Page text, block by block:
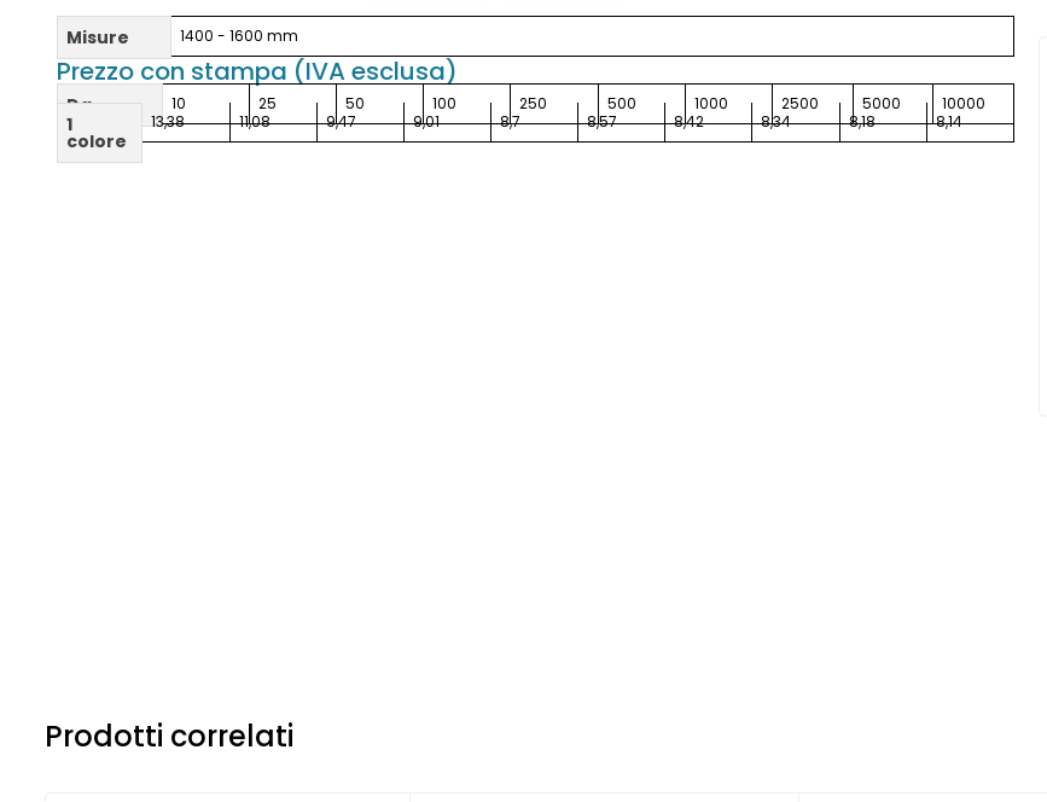
Misure 1400 - 1600 mm
Prezzo con stampa (IVA esclusa)
Da 10 25 50 100 250 500 1000 2500 5000 10000
1
colore
13,38 11,08 9,47 9,01 8,7 8,57 8,42 8,34 8,18 8,14
Prodotti correlati